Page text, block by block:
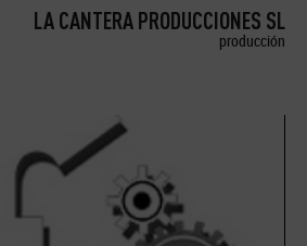
LA CANTERA PRODUCCIONES SL
producción